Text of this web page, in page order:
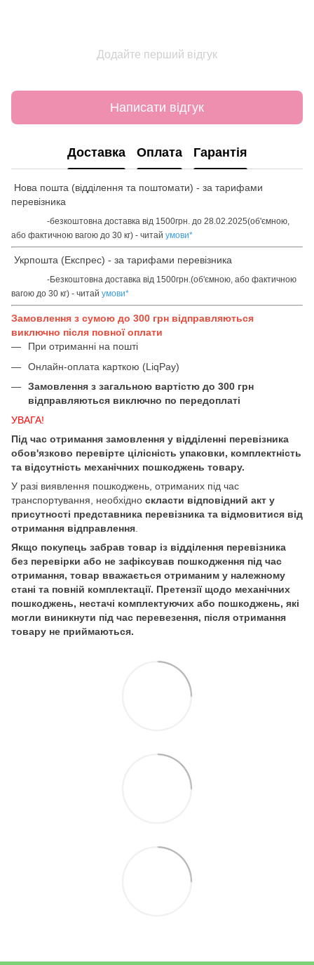
Додайте перший відгук
Написати відгук
Доставка Оплата Гарантія
Нова пошта (відділення та поштомати) - за тарифами
перевізника
-безкоштовна доставка від 1500грн. до 28.02.2025(об'ємною,
або фактичною вагою до 30 кг) - читай умови*
Укрпошта (Експрес) - за тарифами перевізника
-Безкоштовна доставка від 1500грн.(об'ємною, або фактичною
вагою до 30 кг) - читай умови*
Замовлення з сумою до 300 грн відправляються
виключно після повної оплати
При отриманні на пошті
Онлайн-оплата карткою (LiqPay)
Замовлення з загальною вартістю до 300 грн
відправляються виключно по передоплаті
УВАГА!
Під час отримання замовлення у відділенні перевізника
обов'язково перевірте цілісність упаковки, комплектність
та відсутність механічних пошкоджень товару.
У разі виявлення пошкоджень, отриманих під час
транспортування, необхідно скласти відповідний акт у
присутності представника перевізника та відмовитися від
отримання відправлення.
Якщо покупець забрав товар із відділення перевізника
без перевірки або не зафіксував пошкодження під час
отримання, товар вважається отриманим у належному
стані та повній комплектації. Претензії щодо механічних
пошкоджень, нестачі комплектуючих або пошкоджень, які
могли виникнути під час перевезення, після отримання
товару не приймаються.